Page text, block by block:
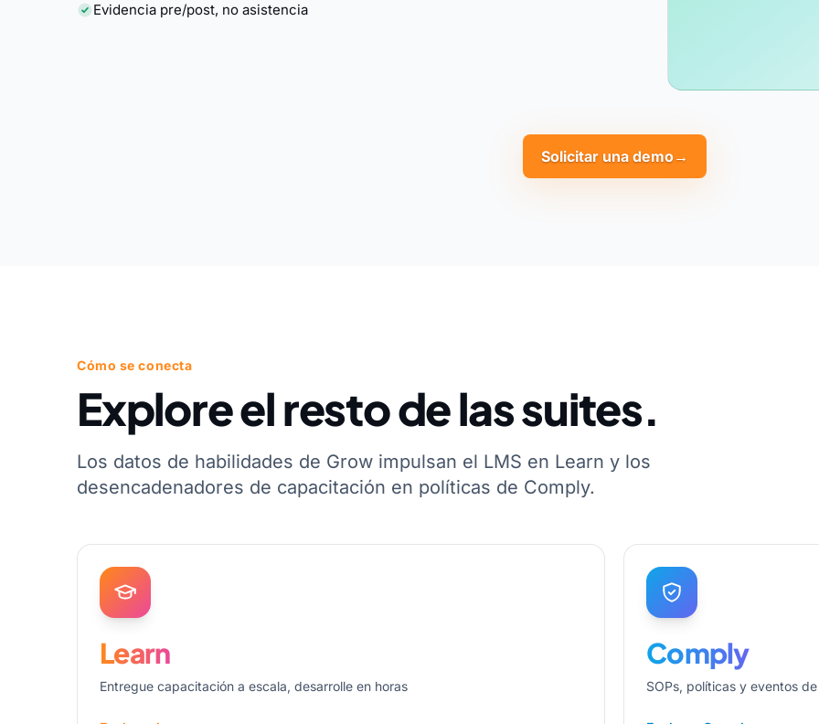
Evidencia pre/post, no asistencia
Solicitar una demo→
Cómo se conecta
Explore el resto de las suites.
Los datos de habilidades de Grow impulsan el LMS en Learn y los
desencadenadores de capacitación en políticas de Comply.
Learn
Entregue capacitación a escala, desarrolle en horas
Comply
SOPs, políticas y eventos